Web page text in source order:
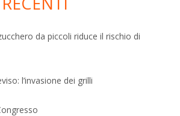
da piccoli riduce il rischio di
l’invasione dei grilli